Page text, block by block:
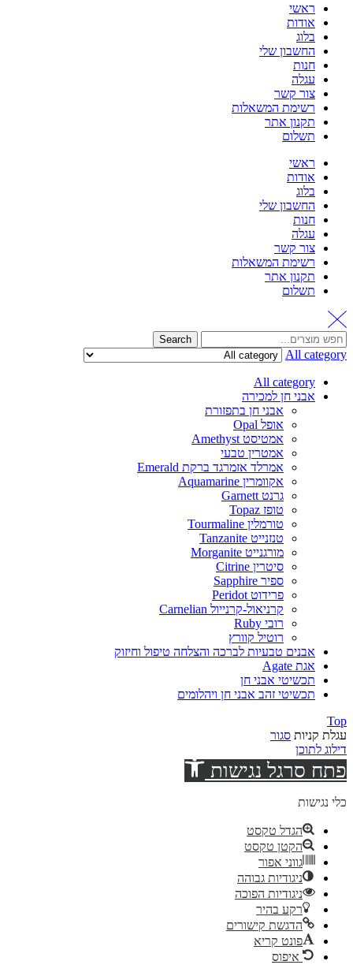
ראשי
אודות
בלוג
החשבון שלי
חנות
עגלה
צור קשר
רשימת המשאלות
תקנון אתר
תשלום
ראשי
אודות
בלוג
החשבון שלי
חנות
עגלה
צור קשר
רשימת המשאלות
תקנון אתר
תשלום
Search
All category
All category
אבני חן למכירה
אבני חן בתפזורת
אופל Opal
אמטיסט Amethyst
אמטרין טבעי
אמרלד אזמרגד ברקת Emerald
אקוומרין Aquamarine
גרנט Garnett
טופז Topaz
טורמלין Tourmaline
טנזנייט Tanzanite
מורגנייט Morganite
סיטרין Citrine
ספיר Sapphire
פרידוט Peridot
קרניאול-קרנייול Carnelian
רובי Ruby
רוטיל קוורץ
אבנים טבעיות לברכה והצלחה טיפול וחיזוק
אגת Agate
תכשיטי אבני חן
תכשיטי זהב אבני חן ויהלומים
Top
עגלת קניות סגור
דילוג לתוכן
פתח סרגל נגישות
כלי נגישות
הגדל טקסט
הקטן טקסט
גווני אפור
ניגודיות גבוהה
ניגודיות הפוכה
רקע בהיר
הדגשת קישורים
פונט קריא
איפוס